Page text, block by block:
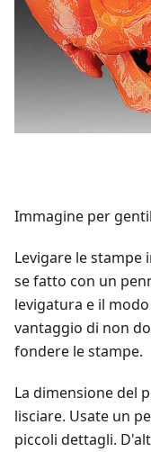
Immagine per
Levigare le stampe
se fatto con un
levigatura e il
vantaggio di non
fondere le stampe.
La dimensione del
lisciare. Usate un
piccoli dettagli.